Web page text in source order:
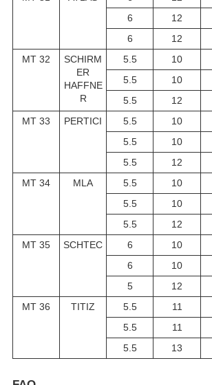
6
12
6
12
MT 32
SCHIRM
ER
HAFFNE
R
5.5 10
5.5
10
5.5
12
MT 33
PERTICI 5.5 10
5.5
10
5.5
12
MT 34
MLA 5.5 10
5.5
10
5.5
12
MT 35
SCHTEC 6 10
6
10
5
12
MT 36
TITIZ 5.5 11
5.5
11
5.5
13